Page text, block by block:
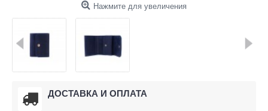
Нажмите для увеличения
ДОСТАВКА И ОПЛАТА